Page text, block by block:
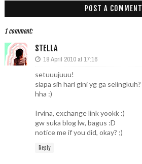
POST A COMMENT
1 comment:
STELLA
18 April 2010 at 17:16
setuuujuuu!
siapa sih hari gini yg ga selingkuh?
hha :)
Irvina, exchange link yookk :)
gw suka blog lw, bagus :D
notice me if you did, okay? ;)
Reply